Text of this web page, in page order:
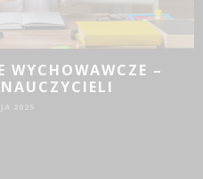
WYCHOWAWCZE –
2025